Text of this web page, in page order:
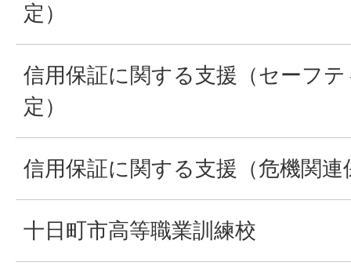
定）
信用保証に関する支援（セーフ
定）
信用保証に関する支援（危機関連
十日町市高等職業訓練校